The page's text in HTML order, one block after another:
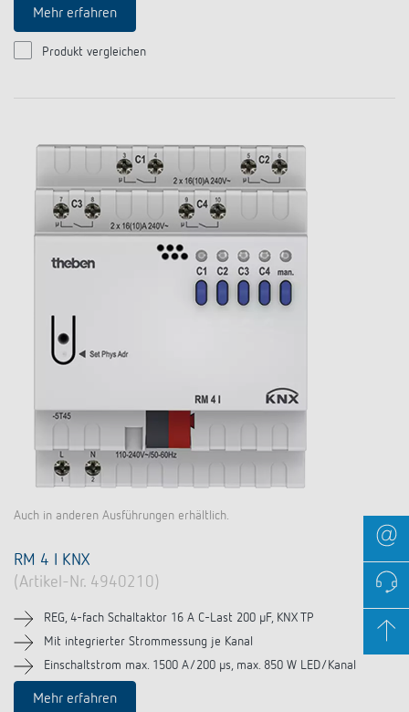
Mehr erfahren
Produkt vergleichen
Auch in anderen Ausführungen erhältlich.
RM 4 I KNX
(Artikel-Nr. 4940210)
REG, 4-fach Schaltaktor 16 A C-Last 200 µF, KNX TP
Mit integrierter Strommessung je Kanal
Einschaltstrom max. 1500 A/200 µs, max. 850 W LED/Kanal
Mehr erfahren